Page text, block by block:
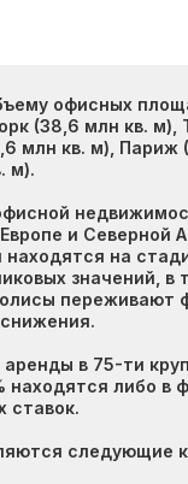
офисных
(38,6 млн кв. м),
млн кв. м), Париж
м).
и Северной
находятся на
значений, в
переживают
аренды в 75-ти
находятся либо в
ставок.
следующие